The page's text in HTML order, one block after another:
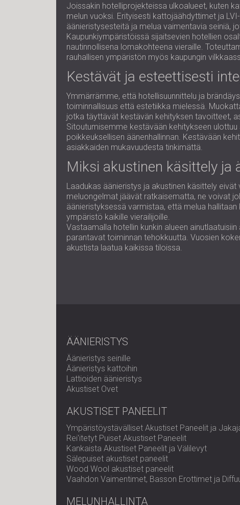
Joissakin hotelliprojekteissa ulkoalueet, kuten
melun vuoksi. Erityisesti kattojäähdyttimet ja
äänieristysesteitä ja melua vaimentavia seiniä,
Kaupunkiympäristöissä sijaitsevien hotellien
nautinnollisena lomakohteena vieraille.
rauhallisen ympäristön myös kaupungin
Kestävät ja esteettisesti
Ymmärrämme, että hotellisuunnittelu ja
toiminnallisuus että estetiikka mielessä.
jotka täyttävät kestävän kehityksen tavoitteet,
Sitoutumisemme kestävään kehitykseen
poikkeuksellisen äänenhallinnan. Kestävään
asiakkaiden mukavuudesta tinkimättä.
Miksi akustinen käsittely ja
Laadukas äänieristys ja akustinen käsittely
meluongelmat jäävät ratkaisematta, ne voivat
äänieristyksessä varmistaa, että melua
ympäristö kaikille vierailijoille.
Vastaamalla hotellin kunkin alueen
parantavat toiminnan tehokkuutta. Vuosien
akustista laatua kaikissa tiloissa.
ÄÄNIERISTYS
Äänieristys seinille
Äänieristys kattoihin
Lattioiden äänieristys
Akustiset Ovet
AKUSTISET PANEELIT
Ympäristöystävälliset Akustiset Paneelit ja
Rei'itetyt Puiset Akustiset Paneelit
Kankaista Akustiset Paneelit ja Välilevyt
Sälepuiset akustiset paneelit
Wood Wool akustiset paneelit
Vaahdon Vaimentimet, Basson Erottimet ja
MELUNHALLINTA